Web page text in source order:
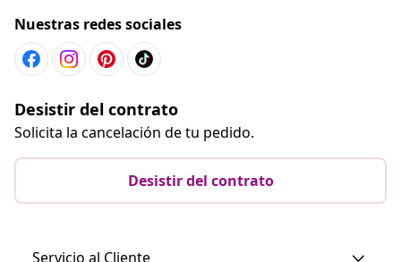
Nuestras redes sociales
Desistir del contrato
Solicita la cancelación de tu pedido.
Desistir del contrato
Servicio al Cliente